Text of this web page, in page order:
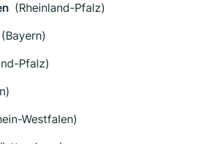
(Rheinland-Pfalz)
(Bayern)
Pfalz)
Westfalen)